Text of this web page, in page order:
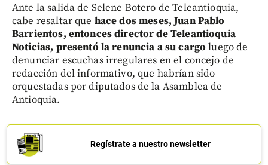
Ante la salida de Selene Botero de Teleantioquia,
cabe resaltar que hace dos meses, Juan Pablo
Barrientos, entonces director de Teleantioquia
Noticias, presentó la renuncia a su cargo luego de
denunciar escuchas irregulares en el concejo de
redacción del informativo, que habrían sido
orquestadas por diputados de la Asamblea de
Antioquia.
Regístrate a nuestro newsletter